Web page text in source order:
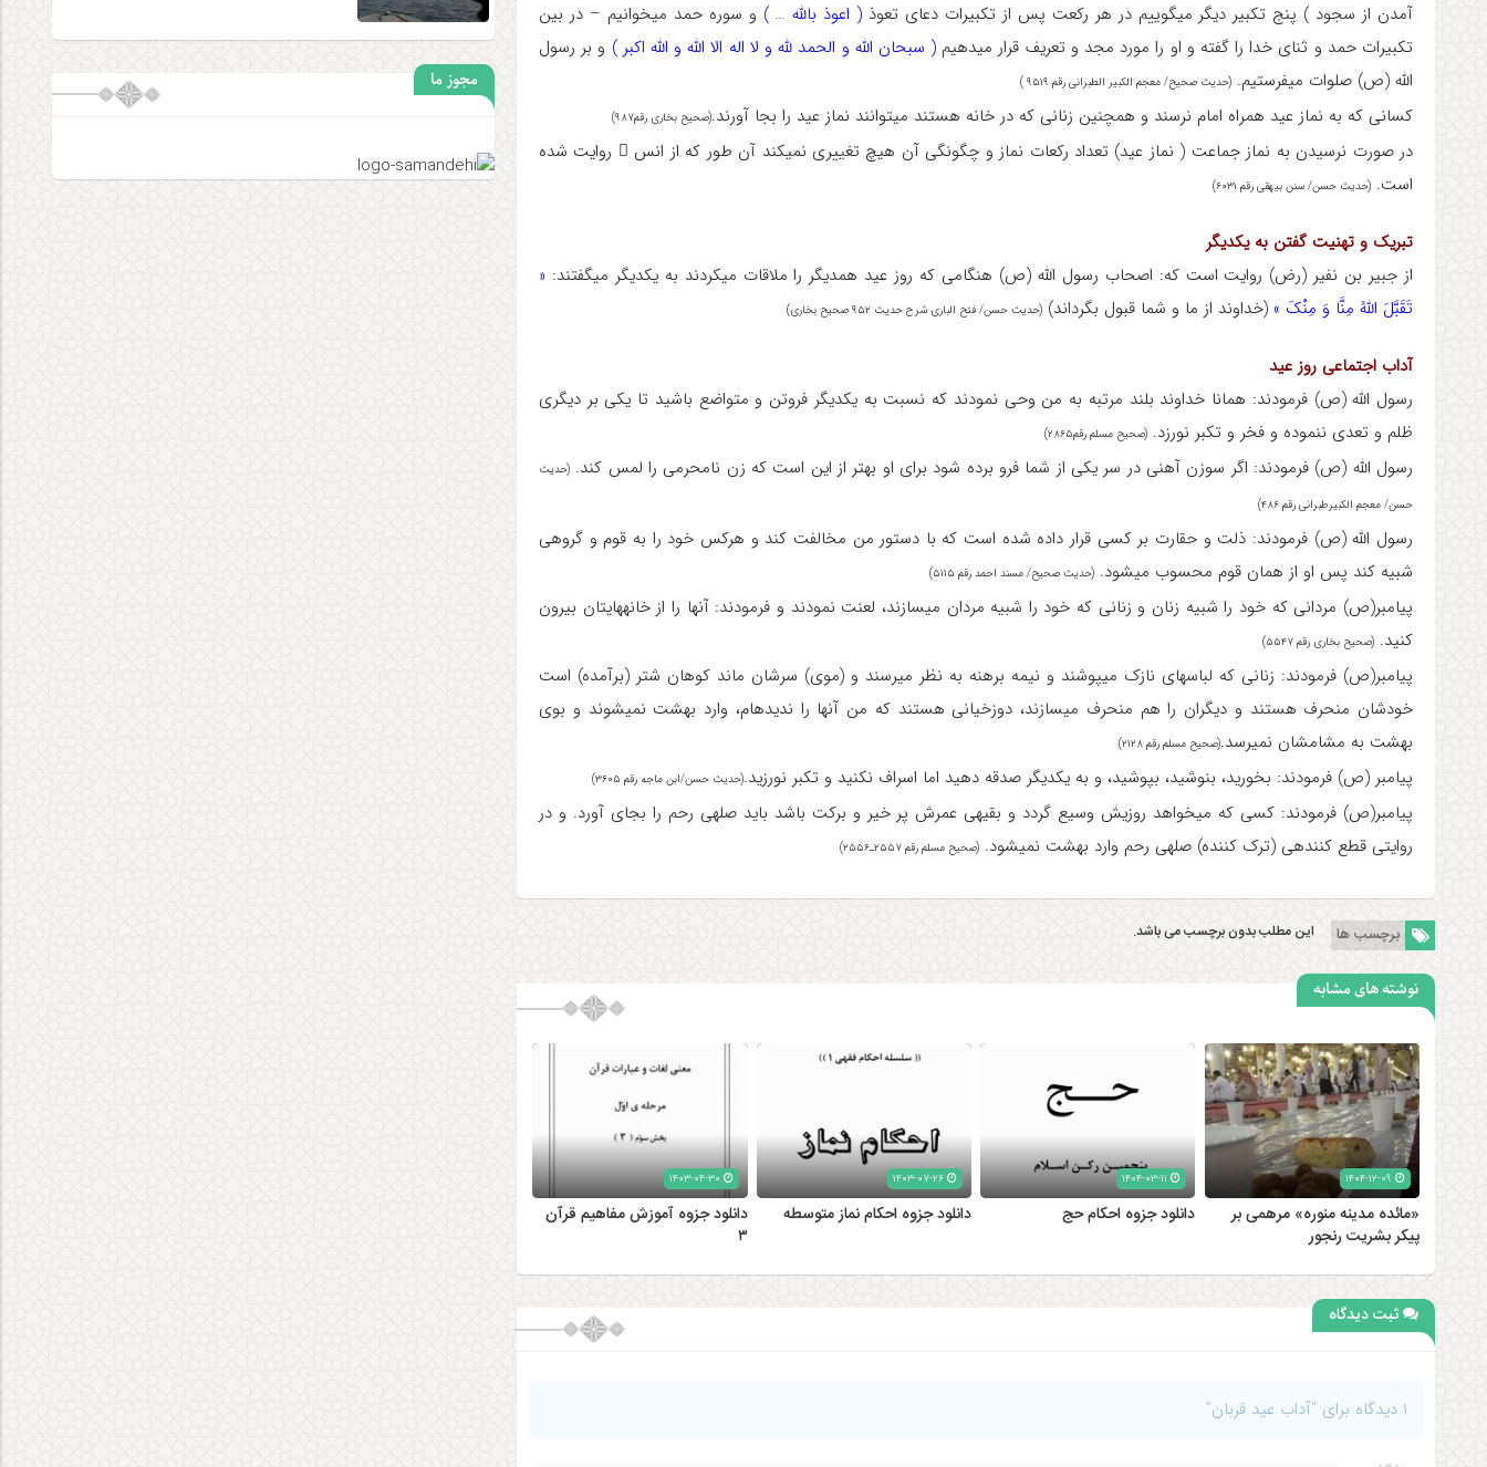
آمدن از سجود ) پنج تکبیر دیگر می‎گوییم در هر رکعت پس از تکبیرات دعای تعوذ
( اعوذ بالله … )
و سوره حمد می‎خوانیم – در بین
تکبیرات حمد و ثنای خدا را گفته و او را مورد مجد و تعریف قرار می‎دهیم
( سبحان الله و الحمد لله و لا اله الا الله و الله اکبر ) و بر رسول
الله (ص) صلوات می‎فرستیم.
(حدیث صحیح/ معجم الکبیر الطبرانی رقم ۹۵۱۹ )
کسانی که به نماز عید همراه امام نرسند و همچنین زنانی که در خانه هستند می‎توانند نماز عید را بجا آورند. (صحیح بخاری رقم۹۸۷)
در صورت نرسیدن به نماز جماعت ( نماز عید) تعداد رکعات نماز و چگونگی آن هیچ تغییری نمی‎کند آن طور که از انس  روایت شده
است. (حدیث حسن/ سنن بیهقی رقم ۶۰۳۱)
تبریک و تهنیت گفتن به یکدیگر
از جبیر بن نفیر (رض) روایت است که: اصحاب رسول الله (ص) هنگامی که روز عید همدیگر را ملاقات می‎کردند به یکدیگر می‎گفتند:
«
تَقَبَّلَ اللهُ مِنَّا وَ مِنْکَ » (خداوند از ما و شما قبول بگرداند) (حدیث حسن/ فتح الباری شرح حدیث ۹۵۲ صحیح بخاری)
آداب اجتماعی روز عید
رسول الله (ص) فرمودند: همانا خداوند بلند مرتبه به من وحی نمودند که نسبت به یکدیگر فروتن و متواضع باشید تا یکی بر دیگری
ظلم و تعدی ننموده و فخر و تکبر نورزد. (صحیح مسلم رقم۲۸۶۵)
رسول الله (ص) فرمودند: اگر سوزن آهنی در سر یکی از شما فرو برده شود برای او بهتر از این است که زن نامحرمی را لمس کند. (حدیث
حسن/ معجم الکبیرطبرانی رقم ۴۸۶)
رسول الله (ص) فرمودند: ذلت و حقارت بر کسی قرار داده شده است که با دستور من مخالفت کند و هرکس خود را به قوم و گروهی
شبیه کند پس او از همان قوم محسوب می‎شود.
(حدیث صحیح/ مسند احمد رقم ۵۱۱۵)
پیامبر(ص) مردانی که خود را شبیه زنان و زنانی که خود را شبیه مردان می‎سازند، لعنت نمودند و فرمودند: آنها را از خانه‎هایتان بیرون
کنید. (صحیح بخاری رقم ۵۵۴۷)
پیامبر(ص) فرمودند: زنانی که لباسهای نازک می‎پوشند و نیمه برهنه به نظر می‎رسند و (موی) سرشان ماند کوهان شتر (برآمده) است
خودشان منحرف هستند و دیگران را هم منحرف می‎سازند، دوزخیانی هستند که من آنها را ندیده‎ام، وارد بهشت نمی‎شوند و بوی
بهشت به مشامشان نمی‎رسد.
(صحیح مسلم رقم ۲۱۲۸)
پیامبر (ص) فرمودند: بخورید، بنوشید، بپوشید، و به یکدیگر صدقه دهید اما اسراف نکنید و تکبر نورزید.(حدیث حسن/ابن ماجه رقم ۳۶۰۵)
پیامبر(ص) فرمودند: کسی که می‎خواهد روزیش وسیع گردد و بقیه‎ی عمرش پر خیر و برکت باشد باید صله‎ی رحم را بجای آورد. و در
روایتی قطع کننده‎ی (ترک کننده) صله‎ی رحم وارد بهشت نمی‎شود.
(صحیح مسلم رقم ۲۵۵۷ـ۲۵۵۶)
برچسب ها این مطلب بدون برچسب می باشد.
نوشته های مشابه
«مائده مدینه منوره» مرهمی بر
پیکر بشریت رنجور
۱۴۰۴-۰۳-۱۱
دانلود جزوه احکام حج
۱۴۰۳-۰۷-۲۶
دانلود جزوه احکام نماز متوسطه
دانلود جزوه آموزش مفاهیم قرآن
۳
ثبت دیدگاه
1 دیدگاه برای “آداب عید قربان”
مجوز ما